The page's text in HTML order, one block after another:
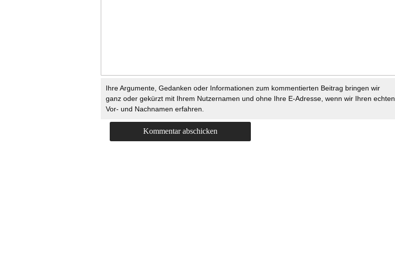
Ihre Argumente, Gedanken oder Informationen zum kommentierten Beitrag bringen wir
ganz oder gekürzt mit Ihrem Nutzernamen und ohne Ihre E-Adresse, wenn wir Ihren echten
Vor- und Nachnamen erfahren.